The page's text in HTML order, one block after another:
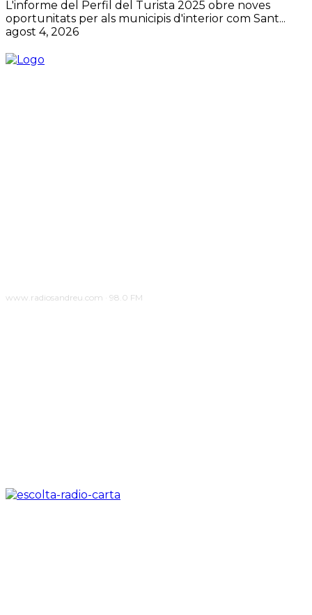
L'informe del Perfil del Turista 2025 obre noves
oportunitats per als municipis d'interior com Sant...
agost 4, 2026
www.radiosandreu.com · 98.0 FM